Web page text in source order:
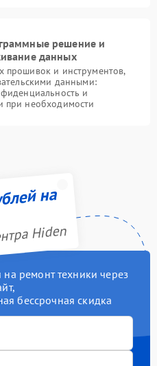
решение и
данных
прошивок и инструментов,
данными:
и
при необходимости
на
Hiden
ремонт техники через
бессрочная скидка